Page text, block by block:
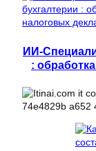
ИИ-
: